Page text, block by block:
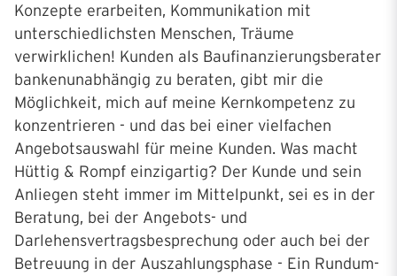
Konzepte erarbeiten, Kommunikation mit
unterschiedlichsten Menschen, Träume
verwirklichen! Kunden als Baufinanzierungsberater
bankenunabhängig zu beraten, gibt mir die
Möglichkeit, mich auf meine Kernkompetenz zu
konzentrieren - und das bei einer vielfachen
Angebotsauswahl für meine Kunden. Was macht
Hüttig & Rompf einzigartig? Der Kunde und sein
Anliegen steht immer im Mittelpunkt, sei es in der
Beratung, bei der Angebots- und
Darlehensvertragsbesprechung oder auch bei der
Betreuung in der Auszahlungsphase - Ein Rundum-